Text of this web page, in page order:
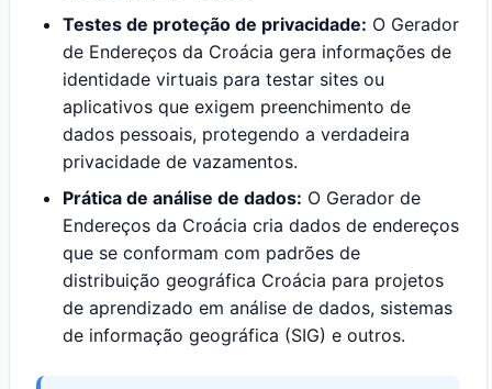
Testes de proteção de privacidade: O Gerador
de Endereços da Croácia gera informações de
identidade virtuais para testar sites ou
aplicativos que exigem preenchimento de
dados pessoais, protegendo a verdadeira
privacidade de vazamentos.
Prática de análise de dados: O Gerador de
Endereços da Croácia cria dados de endereços
que se conformam com padrões de
distribuição geográfica Croácia para projetos
de aprendizado em análise de dados, sistemas
de informação geográfica (SIG) e outros.